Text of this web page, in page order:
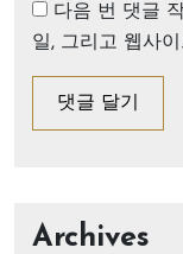
다음 번 댓글
일, 그리고 웹사
Archives